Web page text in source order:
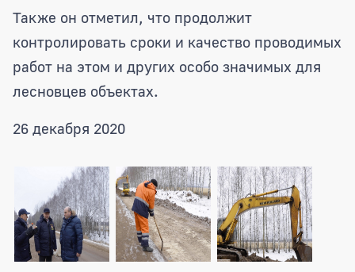
Также он отметил, что продолжит
контролировать сроки и качество проводимых
работ на этом и других особо значимых для
лесновцев объектах.
26 декабря 2020